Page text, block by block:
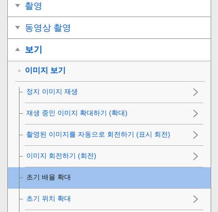
촬영
동영상 촬영
보기
이미지 보기
정지 이미지 재생
재생 중인 이미지 확대하기 (확대)
촬영된 이미지를 자동으로 회전하기 (표시 회전)
이미지 회전하기 (회전)
초기 배율 확대
초기 위치 확대